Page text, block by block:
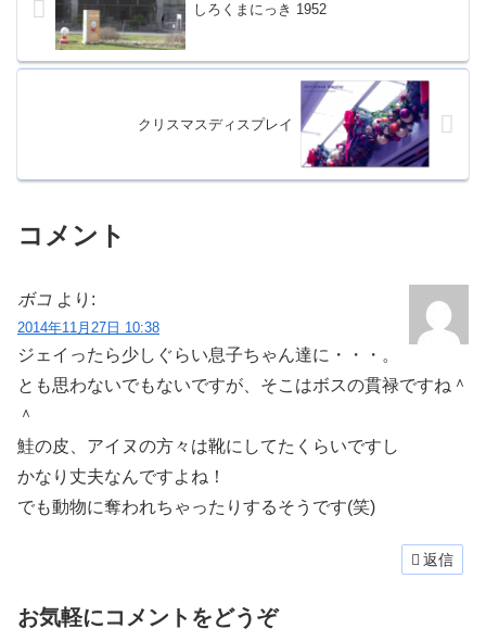
しろくまにっき 1952
クリスマスディスプレイ
コメント
ボコ より:
2014年11月27日 10:38
ジェイったら少しぐらい息子ちゃん達に・・・。
とも思わないでもないですが、そこはボスの貫禄ですね＾
＾
鮭の皮、アイヌの方々は靴にしてたくらいですし
かなり丈夫なんですよね！
でも動物に奪われちゃったりするそうです(笑)
返信
お気軽にコメントをどうぞ